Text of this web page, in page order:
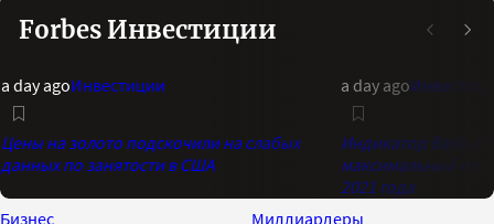
Forbes Инвестиции
a day agoИнвестиции
Цены на золото подскочили на слабых
данных по занятости в США
a day ago
Индикатор Bank of
максимальный
2021 года
Бизнес
Миллиардеры